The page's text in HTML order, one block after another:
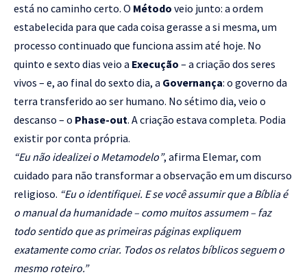
está no caminho certo. O Método veio junto: a ordem
estabelecida para que cada coisa gerasse a si mesma, um
processo continuado que funciona assim até hoje. No
quinto e sexto dias veio a Execução – a criação dos seres
vivos – e, ao final do sexto dia, a Governança: o governo da
terra transferido ao ser humano. No sétimo dia, veio o
descanso – o Phase-out. A criação estava completa. Podia
existir por conta própria.
“Eu não idealizei o Metamodelo”, afirma Elemar, com
cuidado para não transformar a observação em um discurso
religioso. “Eu o identifiquei. E se você assumir que a Bíblia é
o manual da humanidade – como muitos assumem – faz
todo sentido que as primeiras páginas expliquem
exatamente como criar. Todos os relatos bíblicos seguem o
mesmo roteiro.”